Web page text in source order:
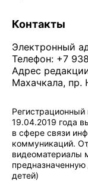
Контакты
Электронный
Телефон: +7
Адрес
Махачкала, пр.
19.04.2019 года
в сфере связи
коммуникаций.
видеоматериалы
детей)